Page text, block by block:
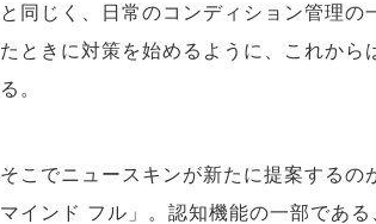
と同じく、日常のコンディション管理
たときに対策を始めるように、これから
る。
そこでニュースキンが新たに提案する
マインド フル」。認知機能の一部であ